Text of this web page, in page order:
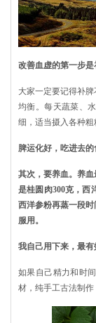
改善血虚的第一步是
大家一定要记得补
均衡。每天蔬菜、
细，适当摄入各种粗
脾运化好，吃进去的
其次，要养血。养
是桂圆肉300克，西
西洋参粉再蒸一段
服用。
我自己用下来，最有
如果自己精力和时
材，纯手工古法制作